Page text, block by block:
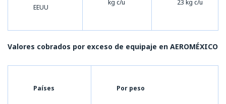
EEUU
kg c/u
23 kg c/u
Valores cobrados por exceso de equipaje en AEROMÉXICO
Países Por peso